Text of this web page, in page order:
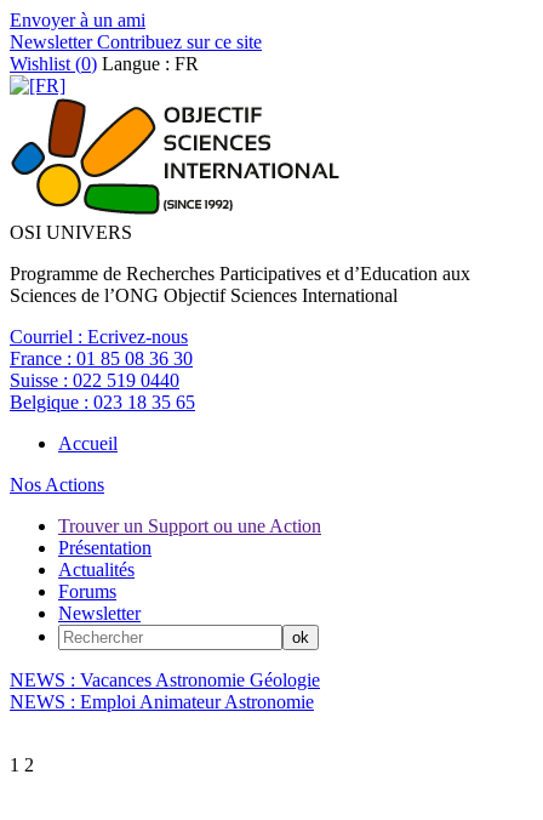
Envoyer à un ami
NewsletterContribuez sur ce site
Wishlist (0) Langue : FR
OSI UNIVERS
Programme de Recherches Participatives et d’Education aux
Sciences de l’ONG Objectif Sciences International
Courriel : Ecrivez-nous
France : 01 85 08 36 30
Suisse : 022 519 0440
Belgique : 023 18 35 65
Accueil
Nos Actions
Trouver un Support ou une Action
Présentation
Actualités
Forums
Newsletter
NEWS : Vacances Astronomie Géologie
NEWS : Emploi Animateur Astronomie
1 2